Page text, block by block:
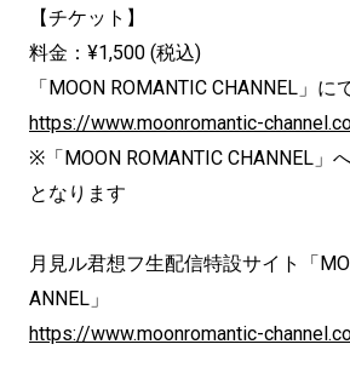
【チケット】
料金：¥1,500 (税込)
「MOON ROMANTIC CHANNEL」に
https://www.moonromantic-
※「MOON ROMANTIC CHANNEL」
となります
月見ル君想フ生配信特設サイト「
ANNEL」
https://www.moonromantic-